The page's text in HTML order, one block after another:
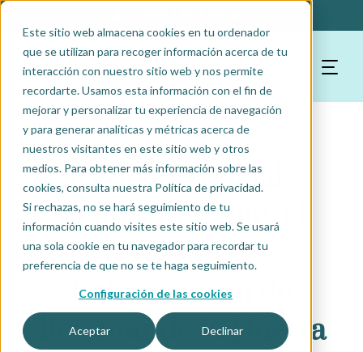
Este sitio web almacena cookies en tu ordenador
que se utilizan para recoger información acerca de tu
interacción con nuestro sitio web y nos permite
recordarte. Usamos esta información con el fin de
mejorar y personalizar tu experiencia de navegación
y para generar analíticas y métricas acerca de
nuestros visitantes en este sitio web y otros
medios. Para obtener más información sobre las
cookies, consulta nuestra Política de privacidad.
Si rechazas, no se hará seguimiento de tu
información cuando visites este sitio web. Se usará
una sola cookie en tu navegador para recordar tu
preferencia de que no se te haga seguimiento.
Configuración de las cookies
Aceptar Declinar
Mundo Cooperativo
Aprobado oficial y
definitivamente, el
Proyecto de
Urbanización de
Retamar de la Huerta